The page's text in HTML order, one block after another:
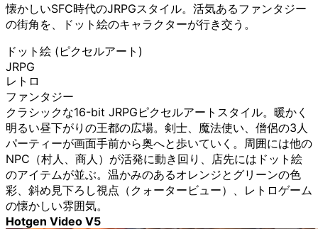
懐かしいSFC時代のJRPGスタイル。活気あるファンタジー
の街角を、ドット絵のキャラクターが行き交う。
ドット絵 (ピクセルアート)
JRPG
レトロ
ファンタジー
クラシックな16-bit JRPGピクセルアートスタイル。暖かく
明るい昼下がりの王都の広場。剣士、魔法使い、僧侶の3人
パーティーが画面手前から奥へと歩いていく。周囲には他の
NPC（村人、商人）が活発に動き回り、店先にはドット絵
のアイテムが並ぶ。温かみのあるオレンジとグリーンの色
彩、斜め見下ろし視点（クォータービュー）、レトロゲーム
の懐かしい雰囲気。
Hotgen Video V5